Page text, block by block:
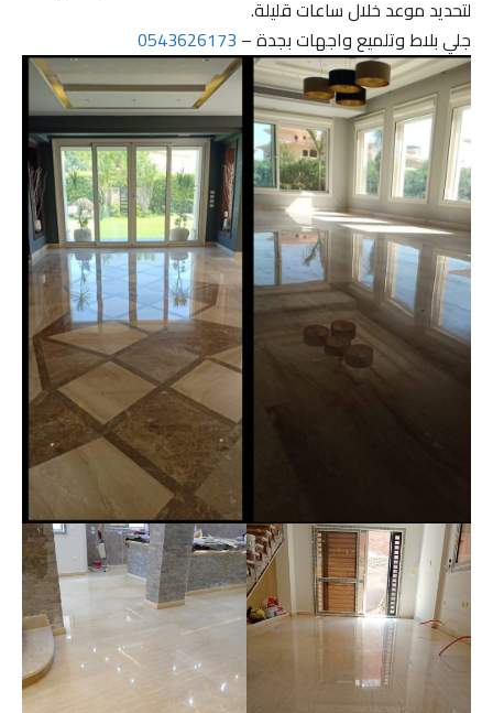
لتحديد موعد خلال ساعات قليلة.
جلي بلاط وتلميع واجهات بجدة –0543626173